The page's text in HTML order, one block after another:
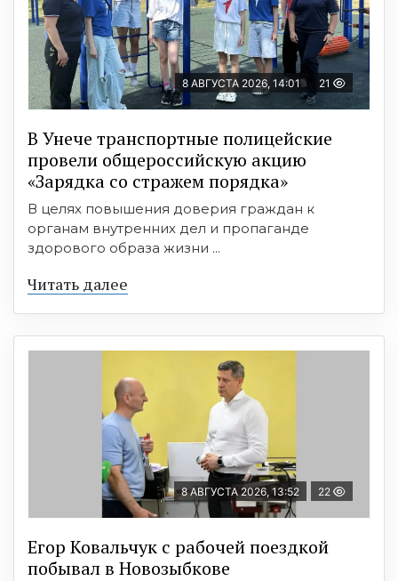
8 АВГУСТА 2026, 14:01 21
В Унече транспортные полицейские
провели общероссийскую акцию
«Зарядка со стражем порядка»
В целях повышения доверия граждан к
органам внутренних дел и пропаганде
здорового образа жизни ...
Читать далее
8 АВГУСТА 2026, 13:52 22
Егор Ковальчук с рабочей поездкой
побывал в Новозыбкове